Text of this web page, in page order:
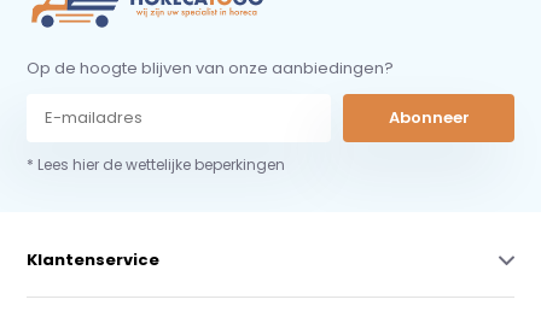
Op de hoogte blijven van onze aanbiedingen?
Abonneer
* Lees hier de wettelijke beperkingen
Klantenservice